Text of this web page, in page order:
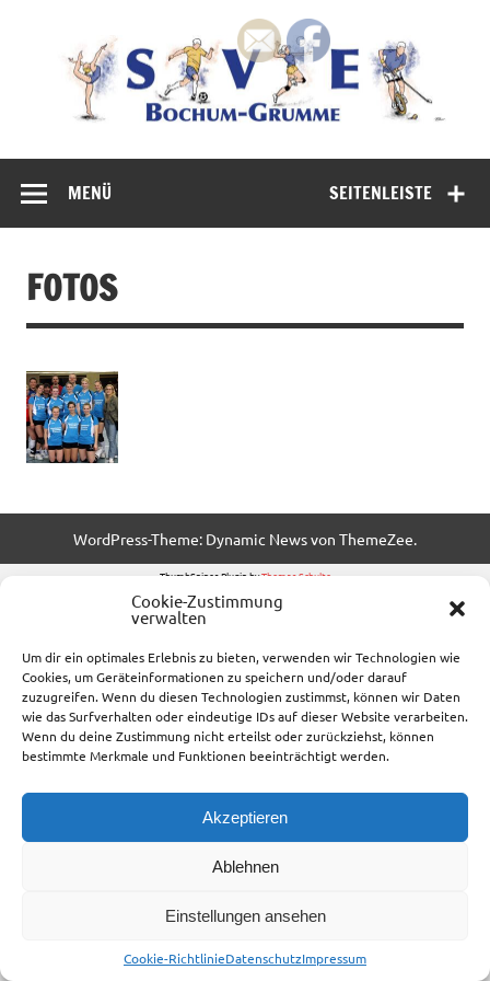
Cookie-Zustimmung
verwalten
Um dir ein optimales Erlebnis zu bieten, verwenden wir Technologien wie
Cookies, um Geräteinformationen zu speichern und/oder darauf
zuzugreifen. Wenn du diesen Technologien zustimmst, können wir Daten
wie das Surfverhalten oder eindeutige IDs auf dieser Website verarbeiten.
Wenn du deine Zustimmung nicht erteilst oder zurückziehst, können
bestimmte Merkmale und Funktionen beeinträchtigt werden.
Akzeptieren
Ablehnen
Einstellungen ansehen
Cookie-RichtlinieDatenschutzImpressum
SEITENLEISTE
MENÜ
FOTOS
WordPress-Theme: Dynamic News von ThemeZee.
ThumbSniper-Plugin byThomas Schulte